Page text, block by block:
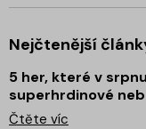
Nejčtenější
5 her, které v
superhrdinové
Čtěte víc